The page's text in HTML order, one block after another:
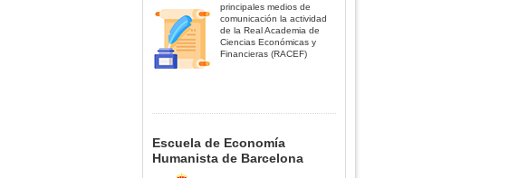
principales medios de
comunicación la actividad
de la Real Academia de
Ciencias Económicas y
Financieras (RACEF)
Escuela de Economía
Humanista de Barcelona